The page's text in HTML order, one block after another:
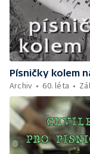
Písničky kolem
Archiv
60. léta